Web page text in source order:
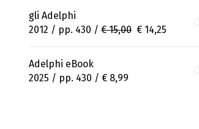
gli Adelphi
2012 / pp. 430 / € 15,00 € 14,25
Adelphi eBook
2025 / pp. 430 / € 8,99